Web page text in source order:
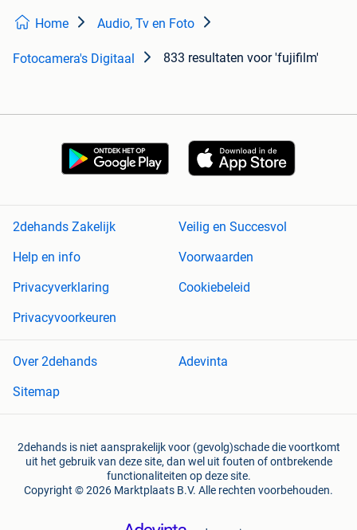
Home Audio, Tv en Foto
Fotocamera's Digitaal 833 resultaten voor 'fujifilm'
2dehands Zakelijk
Veilig en Succesvol
Help en info
Voorwaarden
Privacyverklaring
Cookiebeleid
Privacyvoorkeuren
Over 2dehands
Adevinta
Sitemap
2dehands is niet aansprakelijk voor (gevolg)schade die voortkomt
uit het gebruik van deze site, dan wel uit fouten of ontbrekende
functionaliteiten op deze site.
Copyright © 2026 Marktplaats B.V. Alle rechten voorbehouden.